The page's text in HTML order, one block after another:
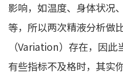
影响，如温度、身体状况
等，所以两次精液分析做
（Variation）存在，因
有些指标不及格时，其实